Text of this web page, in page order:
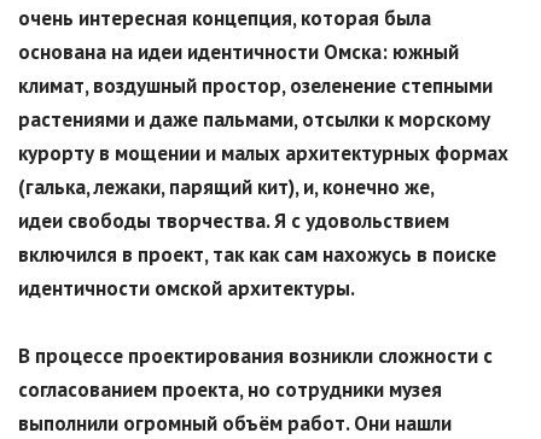
очень интересная концепция, которая была
основана на идеи идентичности Омска: южный
климат, воздушный простор, озеленение степными
растениями и даже пальмами, отсылки к морскому
курорту в мощении и малых архитектурных формах
(галька, лежаки, парящий кит), и, конечно же,
идеи свободы творчества. Я с удовольствием
включился в проект, так как сам нахожусь в поиске
идентичности омской архитектуры.
В процессе проектирования возникли сложности с
согласованием проекта, но сотрудники музея
выполнили огромный объём работ. Они нашли